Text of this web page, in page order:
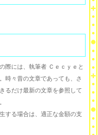
際には、執筆者 Ｃｅｃｙｅと
時々昔の文章であっても、さ
るだけ最新の文章を参照して
する場合は、適正な金額の支